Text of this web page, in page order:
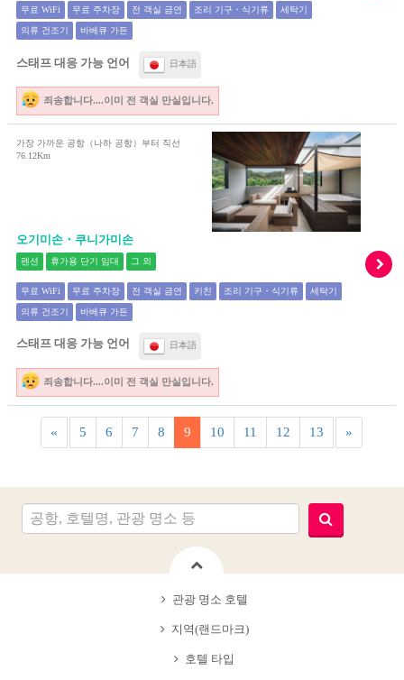
무료 WiFi 무료 주차장 전 객실 금연 조리 기구・식기류 세탁기
의류 건조기 바베큐 가든
스태프 대응 가능 언어 日本語
죄송합니다....이미 전 객실 만실입니다.
가장 가까운 공항（나하 공항）부터 직선
76.12Km
오기미손・쿠니가미손
펜션 휴가용 단기 임대 그 외
무료 WiFi 무료 주차장 전 객실 금연 키친 조리 기구・식기류 세탁기
의류 건조기 바베큐 가든
스태프 대응 가능 언어 日本語
죄송합니다....이미 전 객실 만실입니다.
« 5 6 7 8 9 10 11 12 13 »
관광 명소 호텔
지역(랜드마크)
호텔 타입